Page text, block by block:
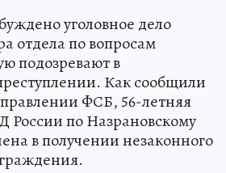
уголовное дело
отдела по вопросам
подозревают в
Как сообщили
ФСБ, 56-летняя
по Назрановскому
в получении незаконного